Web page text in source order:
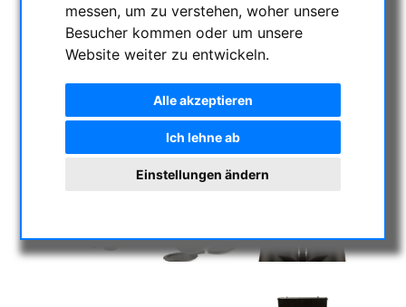
messen, um zu verstehen, woher unsere
Besucher kommen oder um unsere
Website weiter zu entwickeln.
Alle akzeptieren
Ich lehne ab
Einstellungen ändern